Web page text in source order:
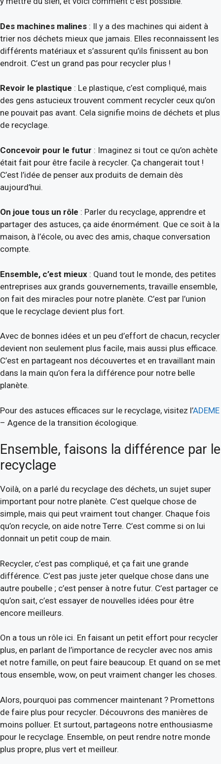
Des machines malines : Il y a des machines qui aident à
trier nos déchets mieux que jamais. Elles reconnaissent les
différents matériaux et s’assurent qu’ils finissent au bon
endroit. C’est un grand pas pour recycler plus !
Revoir le plastique : Le plastique, c’est compliqué, mais
des gens astucieux trouvent comment recycler ceux qu’on
ne pouvait pas avant. Cela signifie moins de déchets et plus
de recyclage.
Concevoir pour le futur : Imaginez si tout ce qu’on achète
était fait pour être facile à recycler. Ça changerait tout !
C’est l’idée de penser aux produits de demain dès
aujourd’hui.
On joue tous un rôle : Parler du recyclage, apprendre et
partager des astuces, ça aide énormément. Que ce soit à la
maison, à l’école, ou avec des amis, chaque conversation
compte.
Ensemble, c’est mieux : Quand tout le monde, des petites
entreprises aux grands gouvernements, travaille ensemble,
on fait des miracles pour notre planète. C’est par l’union
que le recyclage devient plus fort.
Avec de bonnes idées et un peu d’effort de chacun, recycler
devient non seulement plus facile, mais aussi plus efficace.
C’est en partageant nos découvertes et en travaillant main
dans la main qu’on fera la différence pour notre belle
planète.
Pour des astuces efficaces sur le recyclage, visitez l’ADEME
– Agence de la transition écologique.
Ensemble, faisons la différence par le
recyclage
Voilà, on a parlé du recyclage des déchets, un sujet super
important pour notre planète. C’est quelque chose de
simple, mais qui peut vraiment tout changer. Chaque fois
qu’on recycle, on aide notre Terre. C’est comme si on lui
donnait un petit coup de main.
Recycler, c’est pas compliqué, et ça fait une grande
différence. C’est pas juste jeter quelque chose dans une
autre poubelle ; c’est penser à notre futur. C’est partager ce
qu’on sait, c’est essayer de nouvelles idées pour être
encore meilleurs.
On a tous un rôle ici. En faisant un petit effort pour recycler
plus, en parlant de l’importance de recycler avec nos amis
et notre famille, on peut faire beaucoup. Et quand on se met
tous ensemble, wow, on peut vraiment changer les choses.
Alors, pourquoi pas commencer maintenant ? Promettons
de faire plus pour recycler. Découvrons des manières de
moins polluer. Et surtout, partageons notre enthousiasme
pour le recyclage. Ensemble, on peut rendre notre monde
plus propre, plus vert et meilleur.